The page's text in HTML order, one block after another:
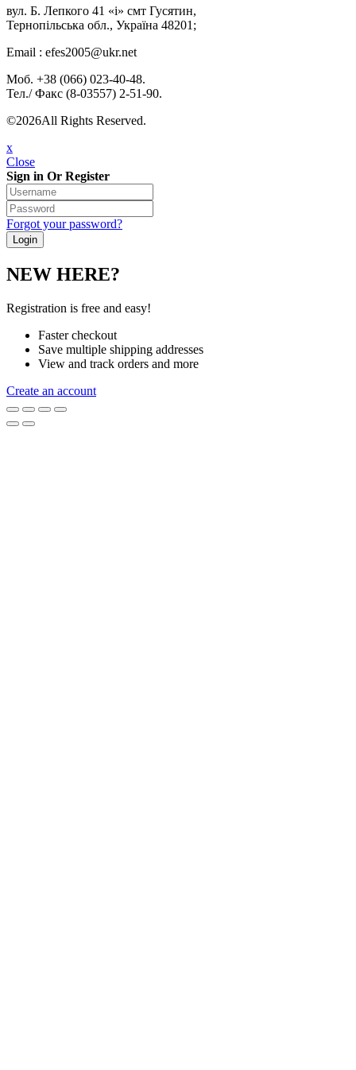
вул. Б. Лепкого 41 «і» смт Гусятин,
Тернопільська обл., Україна 48201;
Email : efes2005@ukr.net
Моб. +38 (066) 023-40-48.
Тел./ Факс (8-03557) 2-51-90.
©2026All Rights Reserved.
x
Close
Sign in Or Register
Forgot your password?
NEW HERE?
Registration is free and easy!
Faster checkout
Save multiple shipping addresses
View and track orders and more
Create an account